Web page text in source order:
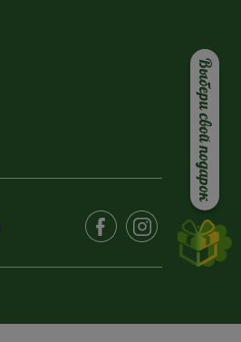
Выбери свой подарок